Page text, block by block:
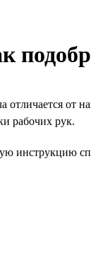
отличается от
рабочих рук.
инструкцию